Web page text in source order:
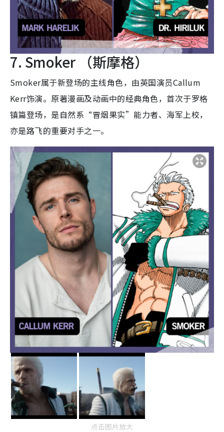
7. Smoker （斯摩格）
Smoker属于新登场的主线角色，由英国演员Callum
Kerr饰演。原著漫画及动画中的经典角色，首次于罗格
镇篇登场，是自然系“冒烟果实”能力者、海军上校，
亦是路飞的重要对手之一。
点击图片放大